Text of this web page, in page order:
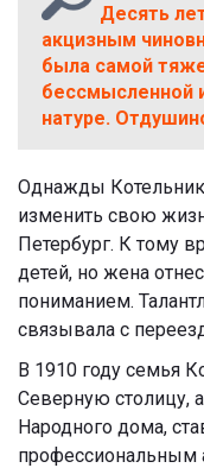
Десять
акцизным
была самой
бессмысленной
натуре.
Однажды
изменить свою
Петербург. К тому
детей, но жена
пониманием.
связывала с
В 1910 году семья
Северную столицу,
Народного дома,
профессиональным